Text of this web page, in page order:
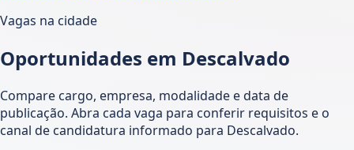
Vagas na cidade
Oportunidades em Descalvado
Compare cargo, empresa, modalidade e data de
publicação. Abra cada vaga para conferir requisitos e o
canal de candidatura informado para Descalvado.